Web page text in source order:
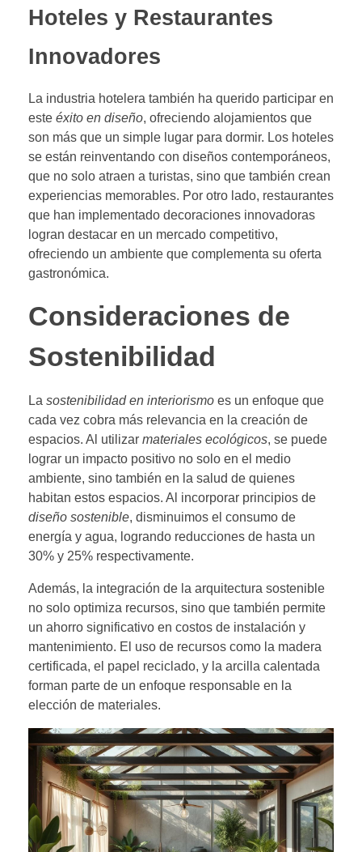
Hoteles y Restaurantes
Innovadores
La industria hotelera también ha querido participar en
este éxito en diseño, ofreciendo alojamientos que
son más que un simple lugar para dormir. Los hoteles
se están reinventando con diseños contemporáneos,
que no solo atraen a turistas, sino que también crean
experiencias memorables. Por otro lado, restaurantes
que han implementado decoraciones innovadoras
logran destacar en un mercado competitivo,
ofreciendo un ambiente que complementa su oferta
gastronómica.
Consideraciones de
Sostenibilidad
La sostenibilidad en interiorismo es un enfoque que
cada vez cobra más relevancia en la creación de
espacios. Al utilizar materiales ecológicos, se puede
lograr un impacto positivo no solo en el medio
ambiente, sino también en la salud de quienes
habitan estos espacios. Al incorporar principios de
diseño sostenible, disminuimos el consumo de
energía y agua, logrando reducciones de hasta un
30% y 25% respectivamente.
Además, la integración de la arquitectura sostenible
no solo optimiza recursos, sino que también permite
un ahorro significativo en costos de instalación y
mantenimiento. El uso de recursos como la madera
certificada, el papel reciclado, y la arcilla calentada
forman parte de un enfoque responsable en la
elección de materiales.